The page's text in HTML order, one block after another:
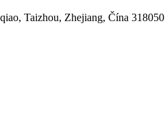
Taizhou, Zhejiang, Čína 318050